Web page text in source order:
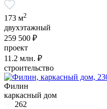
173 м2
двухэтажный
259 500 ₽
проект
11.2 млн. ₽
строительство
Филин
каркасный дом
262